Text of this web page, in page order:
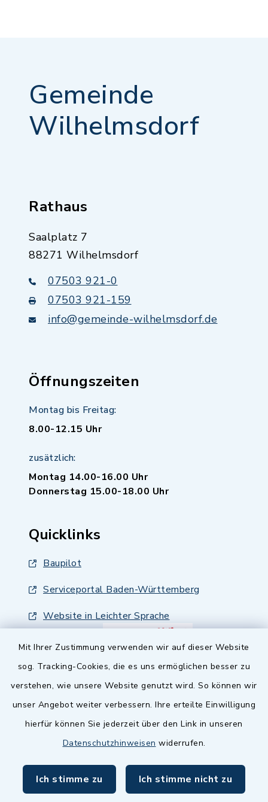
Mit Ihrer Zustimmung verwenden wir auf dieser Website
sog. Tracking-Cookies, die es uns ermöglichen besser zu
verstehen, wie unsere Website genutzt wird. So können wir
unser Angebot weiter verbessern. Ihre erteilte Einwilligung
hierfür können Sie jederzeit über den Link in unseren
Datenschutzhinweisen widerrufen.
Ich stimme zu Ich stimme nicht zu
Gemeinde
Wilhelmsdorf
Rathaus
Saalplatz 7
88271 Wilhelmsdorf
07503 921-0
07503 921-159
info@gemeinde-wilhelmsdorf.de
Öffnungszeiten
Montag bis Freitag:
8.00-12.15 Uhr
zusätzlich:
Montag 14.00-16.00 Uhr
Donnerstag 15.00-18.00 Uhr
Quicklinks
Baupilot
Serviceportal Baden-Württemberg
Website in Leichter Sprache
Kontakt